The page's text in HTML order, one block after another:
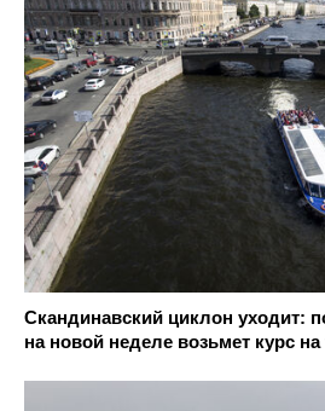
Скандинавский циклон уходит:
на новой неделе возьмет курс